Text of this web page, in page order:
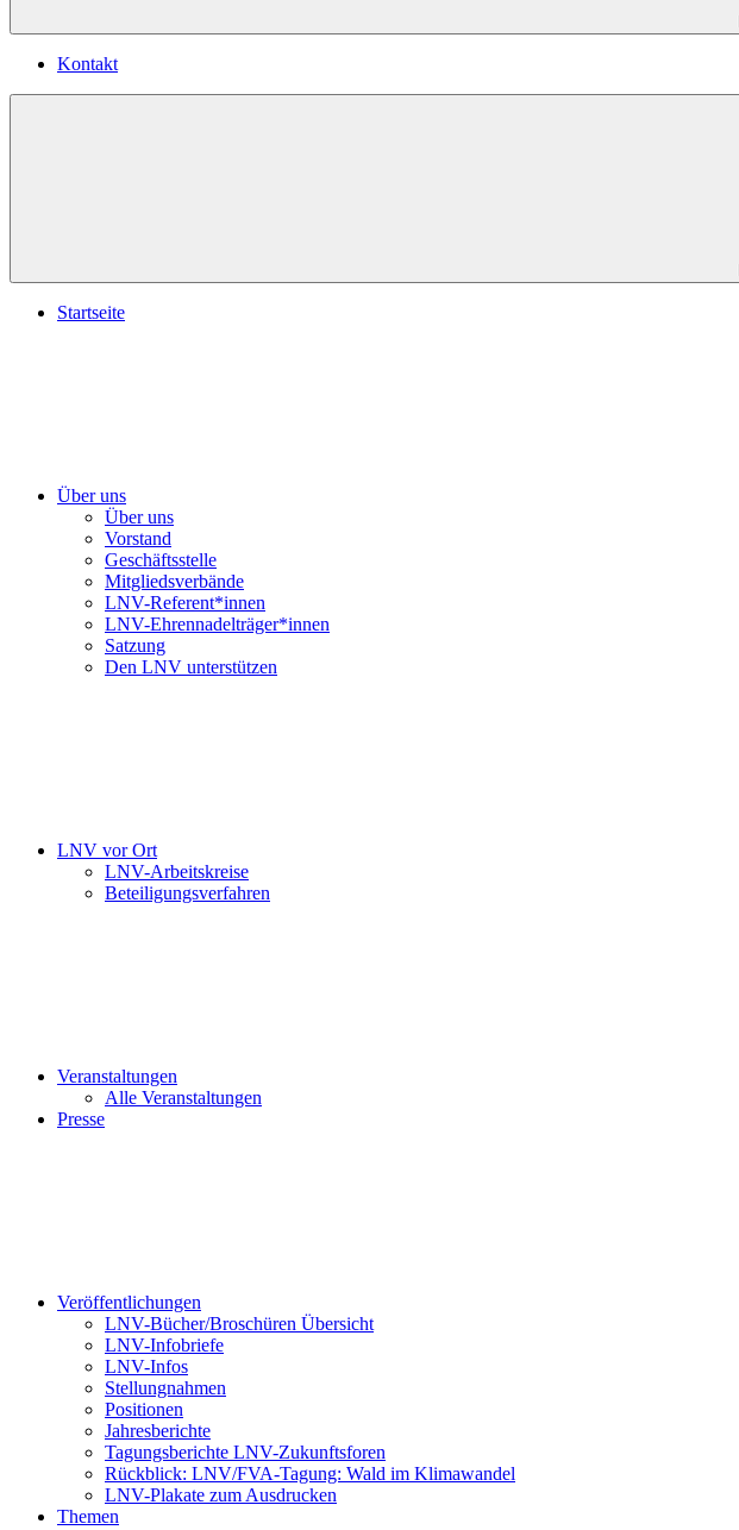
Kontakt
Startseite
Über uns
Über uns
Vorstand
Geschäftsstelle
Mitgliedsverbände
LNV-Referent*innen
LNV-Ehrennadelträger*innen
Satzung
Den LNV unterstützen
LNV vor Ort
LNV-Arbeitskreise
Beteiligungsverfahren
Veranstaltungen
Alle Veranstaltungen
Presse
Veröffentlichungen
LNV-Bücher/Broschüren Übersicht
LNV-Infobriefe
LNV-Infos
Stellungnahmen
Positionen
Jahresberichte
Tagungsberichte LNV-Zukunftsforen
Rückblick: LNV/FVA-Tagung: Wald im Klimawandel
LNV-Plakate zum Ausdrucken
Themen